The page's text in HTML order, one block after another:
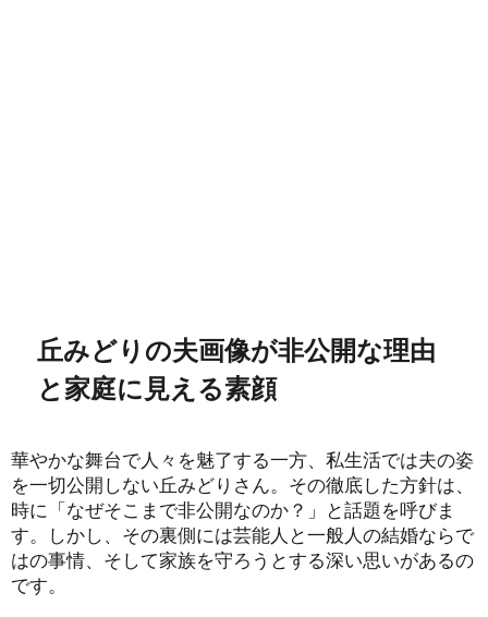
丘みどりの夫画像が非公開な理由
と家庭に見える素顔
華やかな舞台で人々を魅了する一方、私生活では夫の姿
を一切公開しない丘みどりさん。その徹底した方針は、
時に「なぜそこまで非公開なのか？」と話題を呼びま
す。しかし、その裏側には芸能人と一般人の結婚ならで
はの事情、そして家族を守ろうとする深い思いがあるの
です。